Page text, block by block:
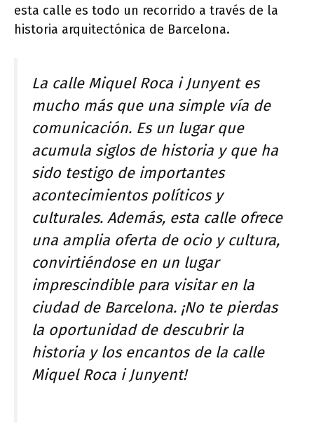
esta calle es todo un recorrido a través de la
historia arquitectónica de Barcelona.
La calle Miquel Roca i Junyent es
mucho más que una simple vía de
comunicación. Es un lugar que
acumula siglos de historia y que ha
sido testigo de importantes
acontecimientos políticos y
culturales. Además, esta calle ofrece
una amplia oferta de ocio y cultura,
convirtiéndose en un lugar
imprescindible para visitar en la
ciudad de Barcelona. ¡No te pierdas
la oportunidad de descubrir la
historia y los encantos de la calle
Miquel Roca i Junyent!